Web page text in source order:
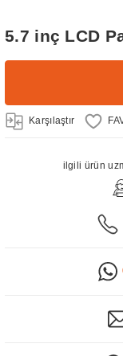
5.7 inç LCD
Karşılaştır
ilgili ürün